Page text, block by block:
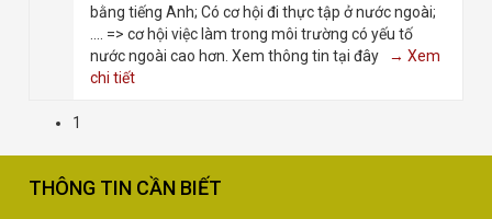
bằng tiếng Anh; Có cơ hội đi thực tập ở nước ngoài;
.... => cơ hội việc làm trong môi trường có yếu tố
nước ngoài cao hơn. Xem thông tin tại đây
→ Xem
chi tiết
1
THÔNG TIN CẦN BIẾT